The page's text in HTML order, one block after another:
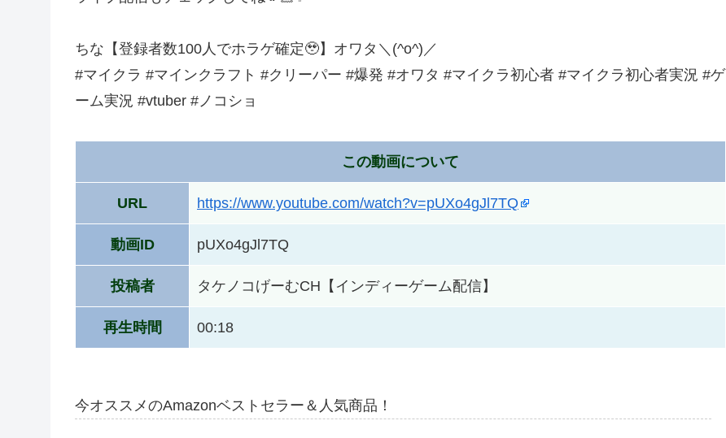
ちな【登録者数100人でホラゲ確定🥹】オワタ＼(^o^)／
#マイクラ #マインクラフト #クリーパー #爆発 #オワタ #マイクラ初心者 #マイクラ初心者実況 #ゲ
ーム実況 #vtuber #ノコショ
この動画について
URL https://www.youtube.com/watch?v=pUXo4gJl7TQ
動画ID pUXo4gJl7TQ
投稿者 タケノコげーむCH【インディーゲーム配信】
再生時間 00:18
今オススメのAmazonベストセラー＆人気商品！